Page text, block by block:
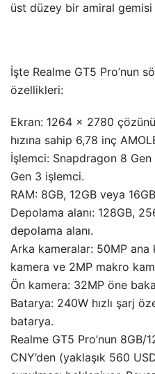
üst düzey bir amiral
İşte Realme GT5 Pro’nun
özellikleri:
Ekran: 1264 x 2780
hızına sahip 6,78 inç
İşlemci: Snapdragon 8
Gen 3 işlemci.
RAM: 8GB, 12GB veya
Depolama alanı: 128GB,
depolama alanı.
Arka kameralar: 50MP
kamera ve 2MP makro
Ön kamera: 32MP öne
Batarya: 240W hızlı şarj
batarya.
Realme GT5 Pro’nun
CNY’den (yaklaşık 560